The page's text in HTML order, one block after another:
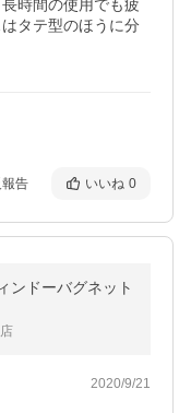
時間の使用でも疲
タテ型のほうに分
告 いいね 0
2020/9/21